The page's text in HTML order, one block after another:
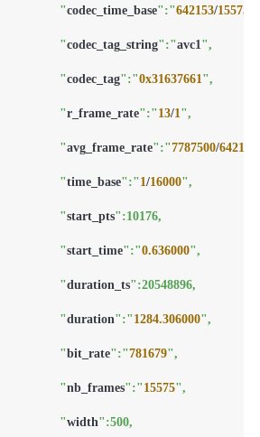
						"
codec_time_base":"642153/
						"
codec_tag_string":"avc1",
						"
codec_tag":"0x31637661",
						"
r_frame_rate":"13/1",
						"
avg_frame_rate":"7787500/642153
						"
time_base":"1/16000",
						"
start_pts":10176,
						"
start_time":"0.636000",
						"
duration_ts":20548896,
						"
duration":"1284.306000",
						"
bit_rate":"781679",
						"
nb_frames":"15575",
						"
width":500,